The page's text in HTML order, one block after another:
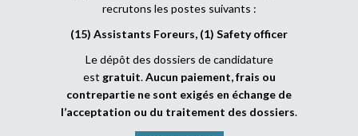
recrutons les postes suivants :
(15) Assistants Foreurs, (1) Safety officer
Le dépôt des dossiers de candidature
est gratuit.Aucun paiement, frais ou
contrepartie ne sont exigés en échange de
l’acceptation ou du traitement des dossiers.